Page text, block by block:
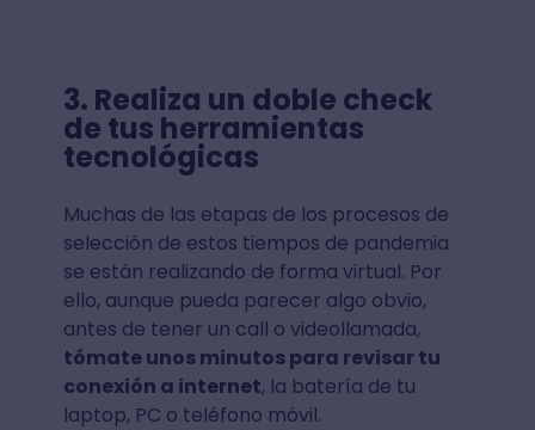
3. Realiza un doble check
de tus herramientas
tecnológicas
Muchas de las etapas de los procesos de
selección de estos tiempos de pandemia
se están realizando de forma virtual. Por
ello, aunque pueda parecer algo obvio,
antes de tener un call o videollamada,
tómate unos minutos para revisar tu
conexión a internet, la batería de tu
laptop, PC o teléfono móvil.